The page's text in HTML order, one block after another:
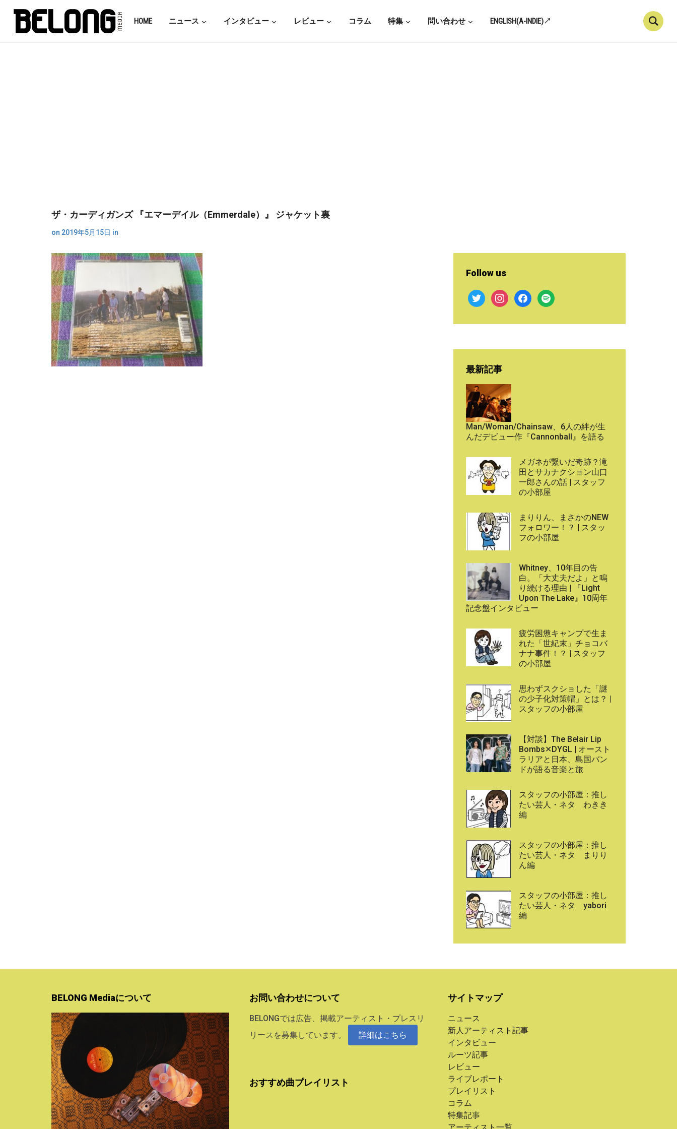
HOME ニュース インタビュー レビュー コラム 特集 問い合わせ ENGLISH(A-INDIE)↗
ザ・カーディガンズ 『エマーデイル（Emmerdale）』 ジャケット裏
on 2019年5月15日 in
Follow us
twitter instagramfacebook
spotify
最新記事
Man/Woman/Chainsaw、6人の絆が生
んだデビュー作『Cannonball』を語る
メガネが繋いだ奇跡？滝
田とサカナクション山口
一郎さんの話 | スタッフ
の小部屋
まりりん、まさかのNEW
フォロワー！？ | スタッ
フの小部屋
Whitney、10年目の告
白。「大丈夫だよ」と鳴
り続ける理由 | 『Light
Upon The Lake』10周年
記念盤インタビュー
疲労困憊キャンプで生ま
れた「世紀末」チョコバ
ナナ事件！？ | スタッフ
の小部屋
思わずスクショした「謎
の少子化対策帽」とは？ |
スタッフの小部屋
【対談】The Belair Lip
Bombs✕DYGL | オースト
ラリアと日本、島国バン
ドが語る音楽と旅
スタッフの小部屋：推し
たい芸人・ネタ わきき
編
スタッフの小部屋：推し
たい芸人・ネタ まりり
ん編
スタッフの小部屋：推し
たい芸人・ネタ yabori
編
BELONG Mediaについて お問い合わせについて
BELONGでは広告、掲載アーティスト・プレスリ
リースを募集しています。
詳細はこちら
おすすめ曲プレイリスト
サイトマップ
ニュース
新人アーティスト記事
インタビュー
ルーツ記事
レビュー
ライブレポート
プレイリスト
コラム
特集記事